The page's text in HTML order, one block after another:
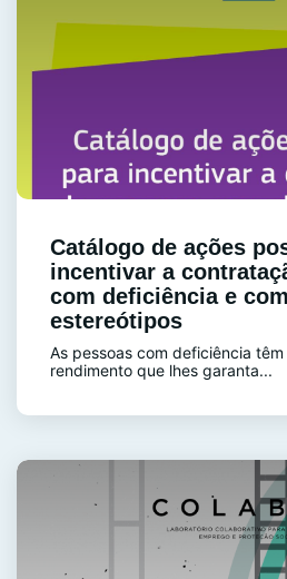
Catálogo de ações
incentivar a
com deficiência e
estereótipos
As pessoas com deficiência
rendimento que lhes garanta...